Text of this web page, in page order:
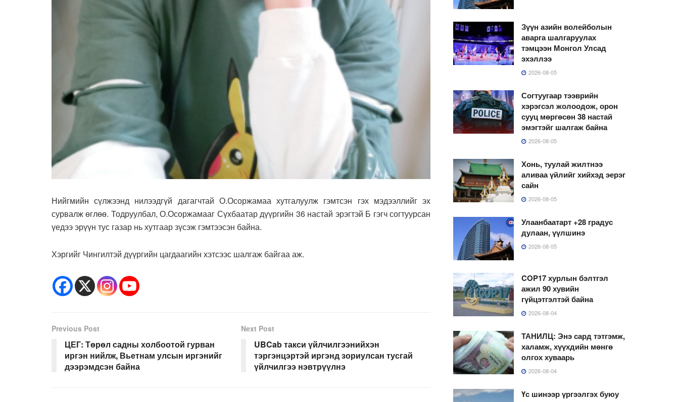
Нийгмийн сүлжээнд нилээдгүй дагагчтай О.Осоржамаа хутгалуулж гэмтсэн гэх мэдээллийг эх
сурвалж өглөө. Тодруулбал, О.Осоржамааг Сүхбаатар дүүргийн 36 настай эрэгтэй Б гэгч согтуурсан
үедээ эрүүн тус газар нь хутгаар зүсэж гэмтээсэн байна.
Хэргийг Чингилтэй дүүргийн цагдаагийн хэтсээс шалгаж байгаа аж.
Previous Post
ЦЕГ: Төрөл садны холбоотой гурван
иргэн нийлж, Вьетнам улсын иргэнийг
дээрэмдсэн байна
Next Post
UBCab такси үйлчилгээнийхэн
тэргэнцэртэй иргэнд зориулсан тусгай
үйлчилгээ нэвтрүүлнэ
Зүүн азийн волейболын
аварга шалгаруулах
тэмцээн Монгол Улсад
эхэллээ
2026-08-05
Согтуугаар тээврийн
хэрэгсэл жолоодож, орон
сууц мөргөсөн 38 настай
эмэгтэйг шалгаж байна
2026-08-05
Хонь, туулай жилтнээ
аливаа үйлийг хийхэд эерэг
сайн
2026-08-05
Улаанбаатарт +28 градус
дулаан, үүлшинэ
2026-08-05
COP17 хурлын бэлтгэл
ажил 90 хувийн
гүйцэтгэлтэй байна
2026-08-04
ТАНИЛЦ: Энэ сард тэтгэмж,
халамж, хүүхдийн мөнгө
олгох хуваарь
2026-08-04
Үс шинээр үргээлгэх буюу